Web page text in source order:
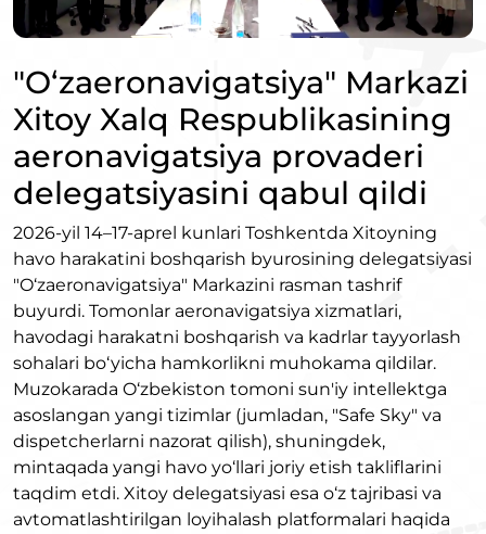
"O‘zaeronavigatsiya" Markazi
Xitoy Xalq Respublikasining
aeronavigatsiya provaderi
delegatsiyasini qabul qildi
2026-yil 14–17-aprel kunlari Toshkentda Xitoyning
havo harakatini boshqarish byurosining delegatsiyasi
"O‘zaeronavigatsiya" Markazini rasman tashrif
buyurdi. Tomonlar aeronavigatsiya xizmatlari,
havodagi harakatni boshqarish va kadrlar tayyorlash
sohalari bo‘yicha hamkorlikni muhokama qildilar.
Muzokarada O‘zbekiston tomoni sun'iy intellektga
asoslangan yangi tizimlar (jumladan, "Safe Sky" va
dispetcherlarni nazorat qilish), shuningdek,
mintaqada yangi havo yo‘llari joriy etish takliflarini
taqdim etdi. Xitoy delegatsiyasi esa o‘z tajribasi va
avtomatlashtirilgan loyihalash platformalari haqida